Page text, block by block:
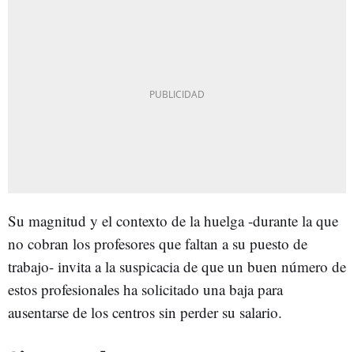
Su magnitud y el contexto de la huelga -durante la que
no cobran los profesores que faltan a su puesto de
trabajo- invita a la suspicacia de que un buen número de
estos profesionales ha solicitado una baja para
ausentarse de los centros sin perder su salario.